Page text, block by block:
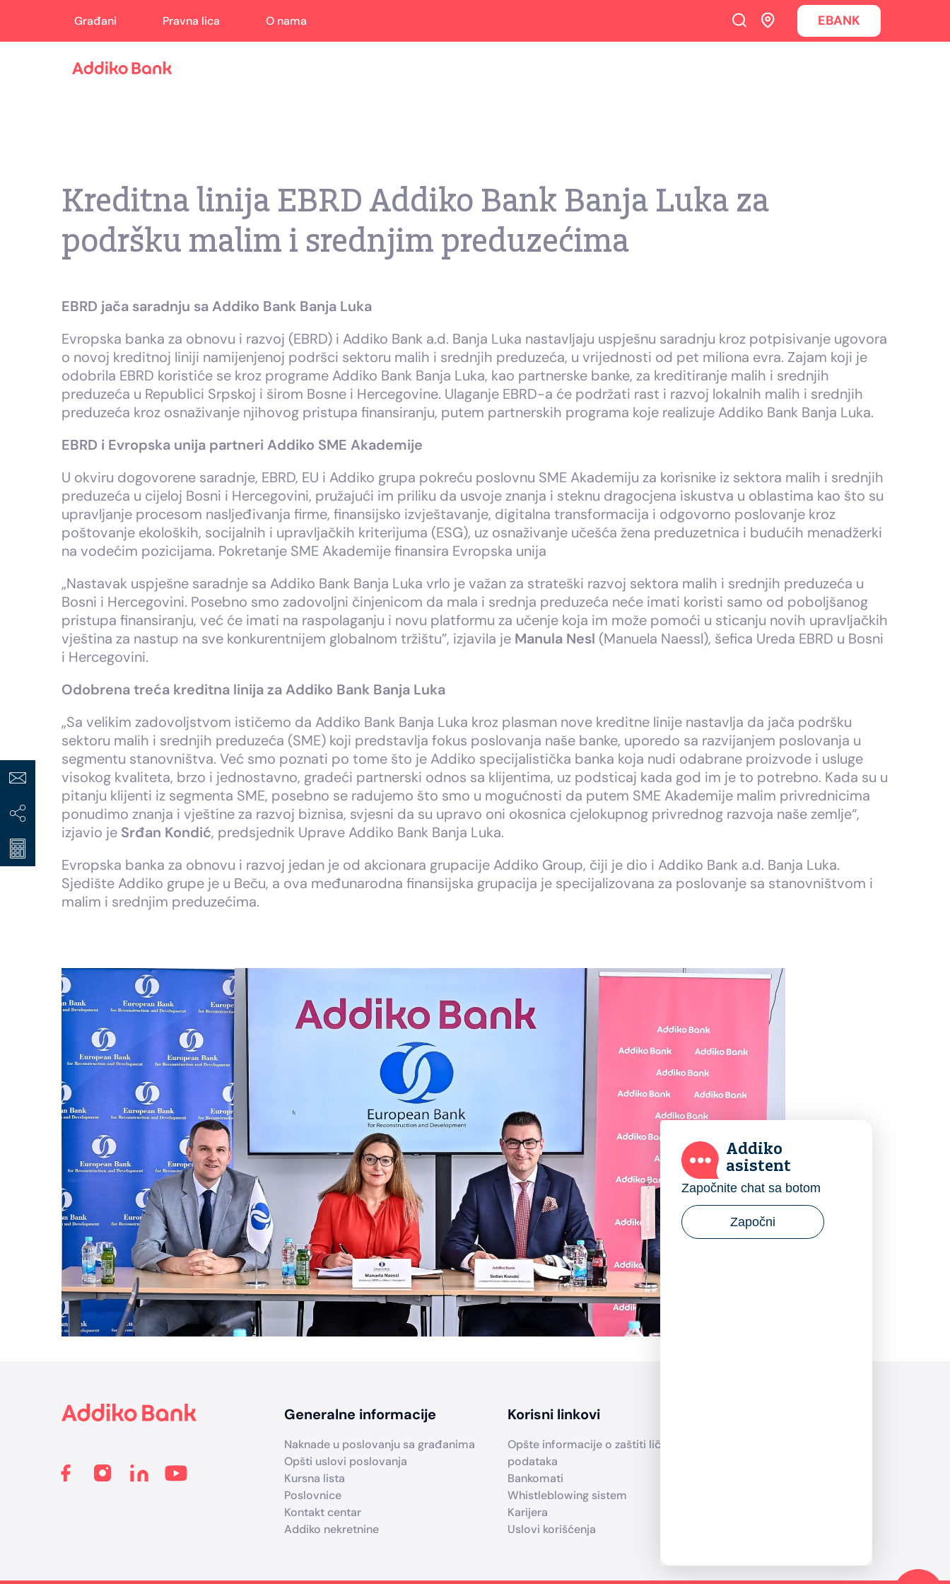
Građani Pravna lica O nama EBANK
Kreditna linija EBRD Addiko Bank Banja Luka za
podršku malim i srednjim preduzećima
EBRD jača saradnju sa Addiko Bank Banja Luka
Evropska banka za obnovu i razvoj (EBRD) i Addiko Bank a.d. Banja Luka nastavljaju uspješnu saradnju kroz potpisivanje ugovora
o novoj kreditnoj liniji namijenjenoj podršci sektoru malih i srednjih preduzeća, u vrijednosti od pet miliona evra. Zajam koji je
odobrila EBRD koristiće se kroz programe Addiko Bank Banja Luka, kao partnerske banke, za kreditiranje malih i srednjih
preduzeća u Republici Srpskoj i širom Bosne i Hercegovine. Ulaganje EBRD-a će podržati rast i razvoj lokalnih malih i srednjih
preduzeća kroz osnaživanje njihovog pristupa finansiranju, putem partnerskih programa koje realizuje Addiko Bank Banja Luka.
EBRD i Evropska unija partneri Addiko SME Akademije
U okviru dogovorene saradnje, EBRD, EU i Addiko grupa pokreću poslovnu SME Akademiju za korisnike iz sektora malih i srednjih
preduzeća u cijeloj Bosni i Hercegovini, pružajući im priliku da usvoje znanja i steknu dragocjena iskustva u oblastima kao što su
upravljanje procesom nasljeđivanja firme, finansijsko izvještavanje, digitalna transformacija i odgovorno poslovanje kroz
poštovanje ekoloških, socijalnih i upravljačkih kriterijuma (ESG), uz osnaživanje učešća žena preduzetnica i budućih menadžerki
na vodećim pozicijama. Pokretanje SME Akademije finansira Evropska unija
„Nastavak uspješne saradnje sa Addiko Bank Banja Luka vrlo je važan za strateški razvoj sektora malih i srednjih preduzeća u
Bosni i Hercegovini. Posebno smo zadovoljni činjenicom da mala i srednja preduzeća neće imati koristi samo od poboljšanog
pristupa finansiranju, već će imati na raspolaganju i novu platformu za učenje koja im može pomoći u sticanju novih upravljačkih
vještina za nastup na sve konkurentnijem globalnom tržištu”, izjavila je Manula Nesl (Manuela Naessl), šefica Ureda EBRD u Bosni
i Hercegovini.
Odobrena treća kreditna linija za Addiko Bank Banja Luka
„Sa velikim zadovoljstvom ističemo da Addiko Bank Banja Luka kroz plasman nove kreditne linije nastavlja da jača podršku
sektoru malih i srednjih preduzeća (SME) koji predstavlja fokus poslovanja naše banke, uporedo sa razvijanjem poslovanja u
segmentu stanovništva. Već smo poznati po tome što je Addiko specijalistička banka koja nudi odabrane proizvode i usluge
visokog kvaliteta, brzo i jednostavno, gradeći partnerski odnos sa klijentima, uz podsticaj kada god im je to potrebno. Kada su u
pitanju klijenti iz segmenta SME, posebno se radujemo što smo u mogućnosti da putem SME Akademije malim privrednicima
ponudimo znanja i vještine za razvoj biznisa, svjesni da su upravo oni okosnica cjelokupnog privrednog razvoja naše zemlje“,
izjavio je Srđan Kondić, predsjednik Uprave Addiko Bank Banja Luka.
Evropska banka za obnovu i razvoj jedan je od akcionara grupacije Addiko Group, čiji je dio i Addiko Bank a.d. Banja Luka.
Sjedište Addiko grupe je u Beču, a ova međunarodna finansijska grupacija je specijalizovana za poslovanje sa stanovništvom i
malim i srednjim preduzećima.
Generalne informacije
Naknade u poslovanju sa građanima
Opšti uslovi poslovanja
Kursna lista
Poslovnice
Kontakt centar
Addiko nekretnine
Korisni linkovi
Opšte informacije o zaštiti ličnih
podataka
Bankomati
Whistleblowing sistem
Karijera
Uslovi korišćenja
Addiko
asistent
Započnite chat sa botom
Započni